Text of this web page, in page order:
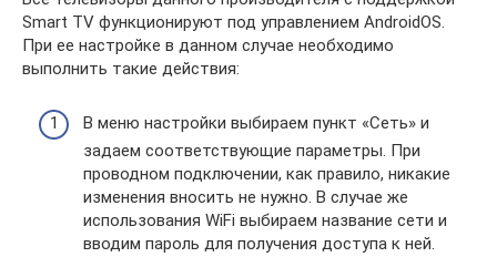
Smart TV функционируют под управлением AndroidOS.
При ее настройке в данном случае необходимо
выполнить такие действия:
В меню настройки выбираем пункт «Сеть» и
задаем соответствующие параметры. При
проводном подключении, как правило, никакие
изменения вносить не нужно. В случае же
использования WiFi выбираем название сети и
вводим пароль для получения доступа к ней.